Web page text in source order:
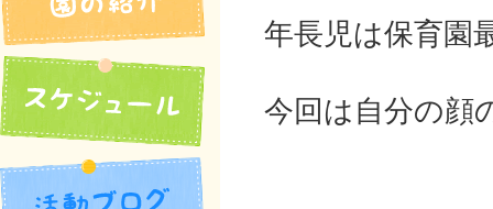
年長児は保育園
今回は自分の顔